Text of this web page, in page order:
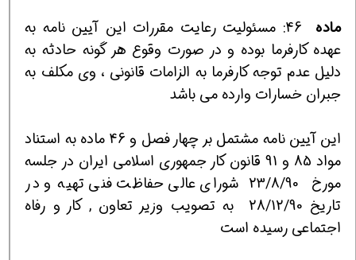
ماده
46: مسئوليت رعايت مقررات اين آيين نامه به
عهده كارفرما بوده و در صورت وقوع هر گونه حادثه به
دليل عدم توجه كارفرما به الزامات قانوني ، وي مكلف به
جبران خسارات وارده مي باشد
اين آيين نامه مشتمل بر چهار فصل و 46 ماده به استناد
مواد 85 و 91 قانون كار جمهوري اسلامي ايران در جلسه
مورخ 23/8/90 شوراي عالي حفاظت فني تهيه و در
تاريخ 28/12/90 به تصويب وزير تعاون , كار و رفاه
اجتماعي رسيده است